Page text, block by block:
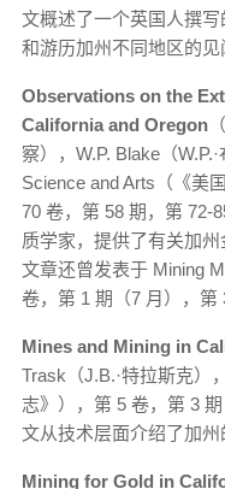
文概述了一个英国人撰
和游历加州不同地区的见
Observations on the
California and Oregon
察），W.P. Blake（
Science and Arts（《美
70 卷，第 58 期，第 72-
质学家，提供了有关加
文章还曾发表于 Mining
卷，第 1 期（7 月），第
Mines and Mining in
Trask（J.B.·特拉斯克）
志》），第 5 卷，第 3
文从技术层面介绍了加州
Mining for Gold in